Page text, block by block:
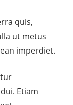
quis,
ut metus
imperdiet.
Etiam